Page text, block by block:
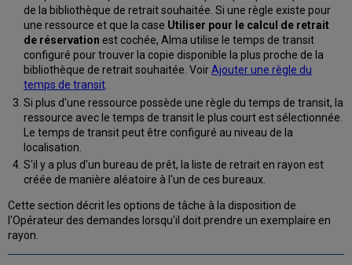
de la bibliothèque de retrait souhaitée. Si une règle existe pour
une ressource et que la case Utiliser pour le calcul de retrait
de réservation est cochée, Alma utilise le temps de transit
configuré pour trouver la copie disponible la plus proche de la
bibliothèque de retrait souhaitée. VoirAjouter une règle du
temps de transit.
Si plus d'une ressource possède une règle du temps de transit, la
ressource avec le temps de transit le plus court est sélectionnée.
Le temps de transit peut être configuré au niveau de la
localisation.
S'il y a plus d'un bureau de prêt, la liste de retrait en rayon est
créée de manière aléatoire à l'un de ces bureaux.
Cette section décrit les options de tâche à la disposition de
l'Opérateur des demandes lorsqu'il doit prendre un exemplaire en
rayon.